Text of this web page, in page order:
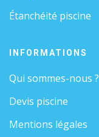
Étanchéité piscine
INFORMATIONS
Qui sommes-nous ?
Devis piscine
Mentions légales